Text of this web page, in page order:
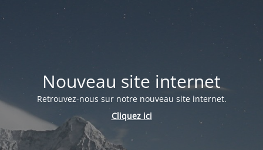
Nouveau site internet
Retrouvez-nous sur notre nouveau site internet.
Cliquez ici